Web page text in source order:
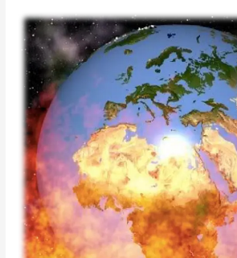
Grupos
de
Transformación:
Generando
Cambio
Innovación
desde
Personas